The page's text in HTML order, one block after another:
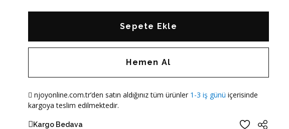
Sepete Ekle
Hemen Al
njoyonline.com.tr’den satın aldığınız tüm ürünler 1-3 iş günü içerisinde
kargoya teslim edilmektedir.
Kargo Bedava